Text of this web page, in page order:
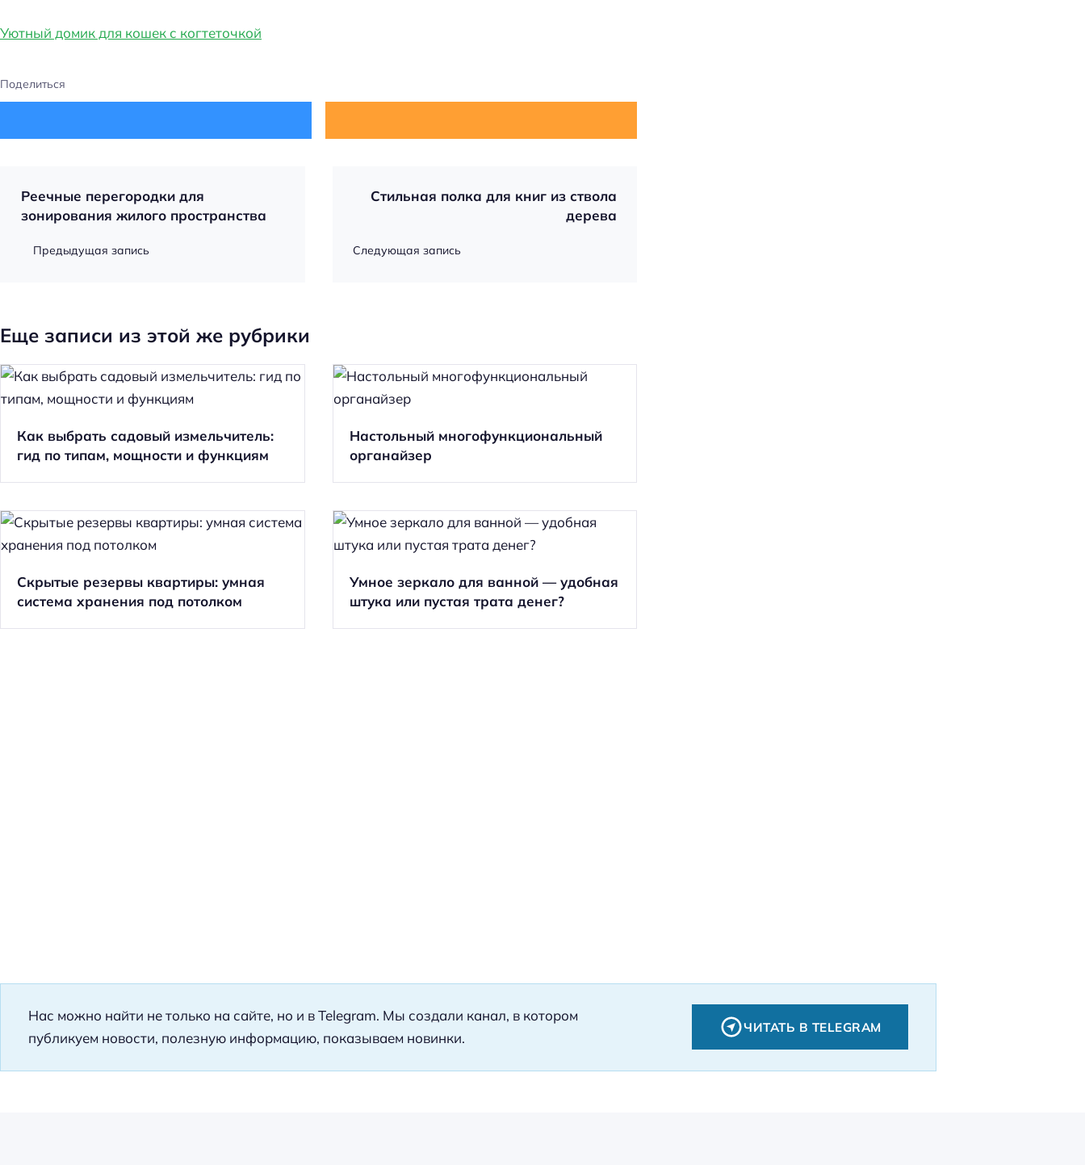
Уютный домик для кошек с когтеточкой
Поделиться
Реечные перегородки для
зонирования жилого пространства
Предыдущая запись
Стильная полка для книг из ствола
дерева
Следующая запись
Еще записи из этой же рубрики
Как выбрать садовый измельчитель:
гид по типам, мощности и функциям
Настольный многофункциональный
органайзер
Скрытые резервы квартиры: умная
система хранения под потолком
Умное зеркало для ванной — удобная
штука или пустая трата денег?
Нас можно найти не только на сайте, но и в Telegram. Мы создали канал, в котором
публикуем новости, полезную информацию, показываем новинки.
ЧИТАТЬ В TELEGRAM